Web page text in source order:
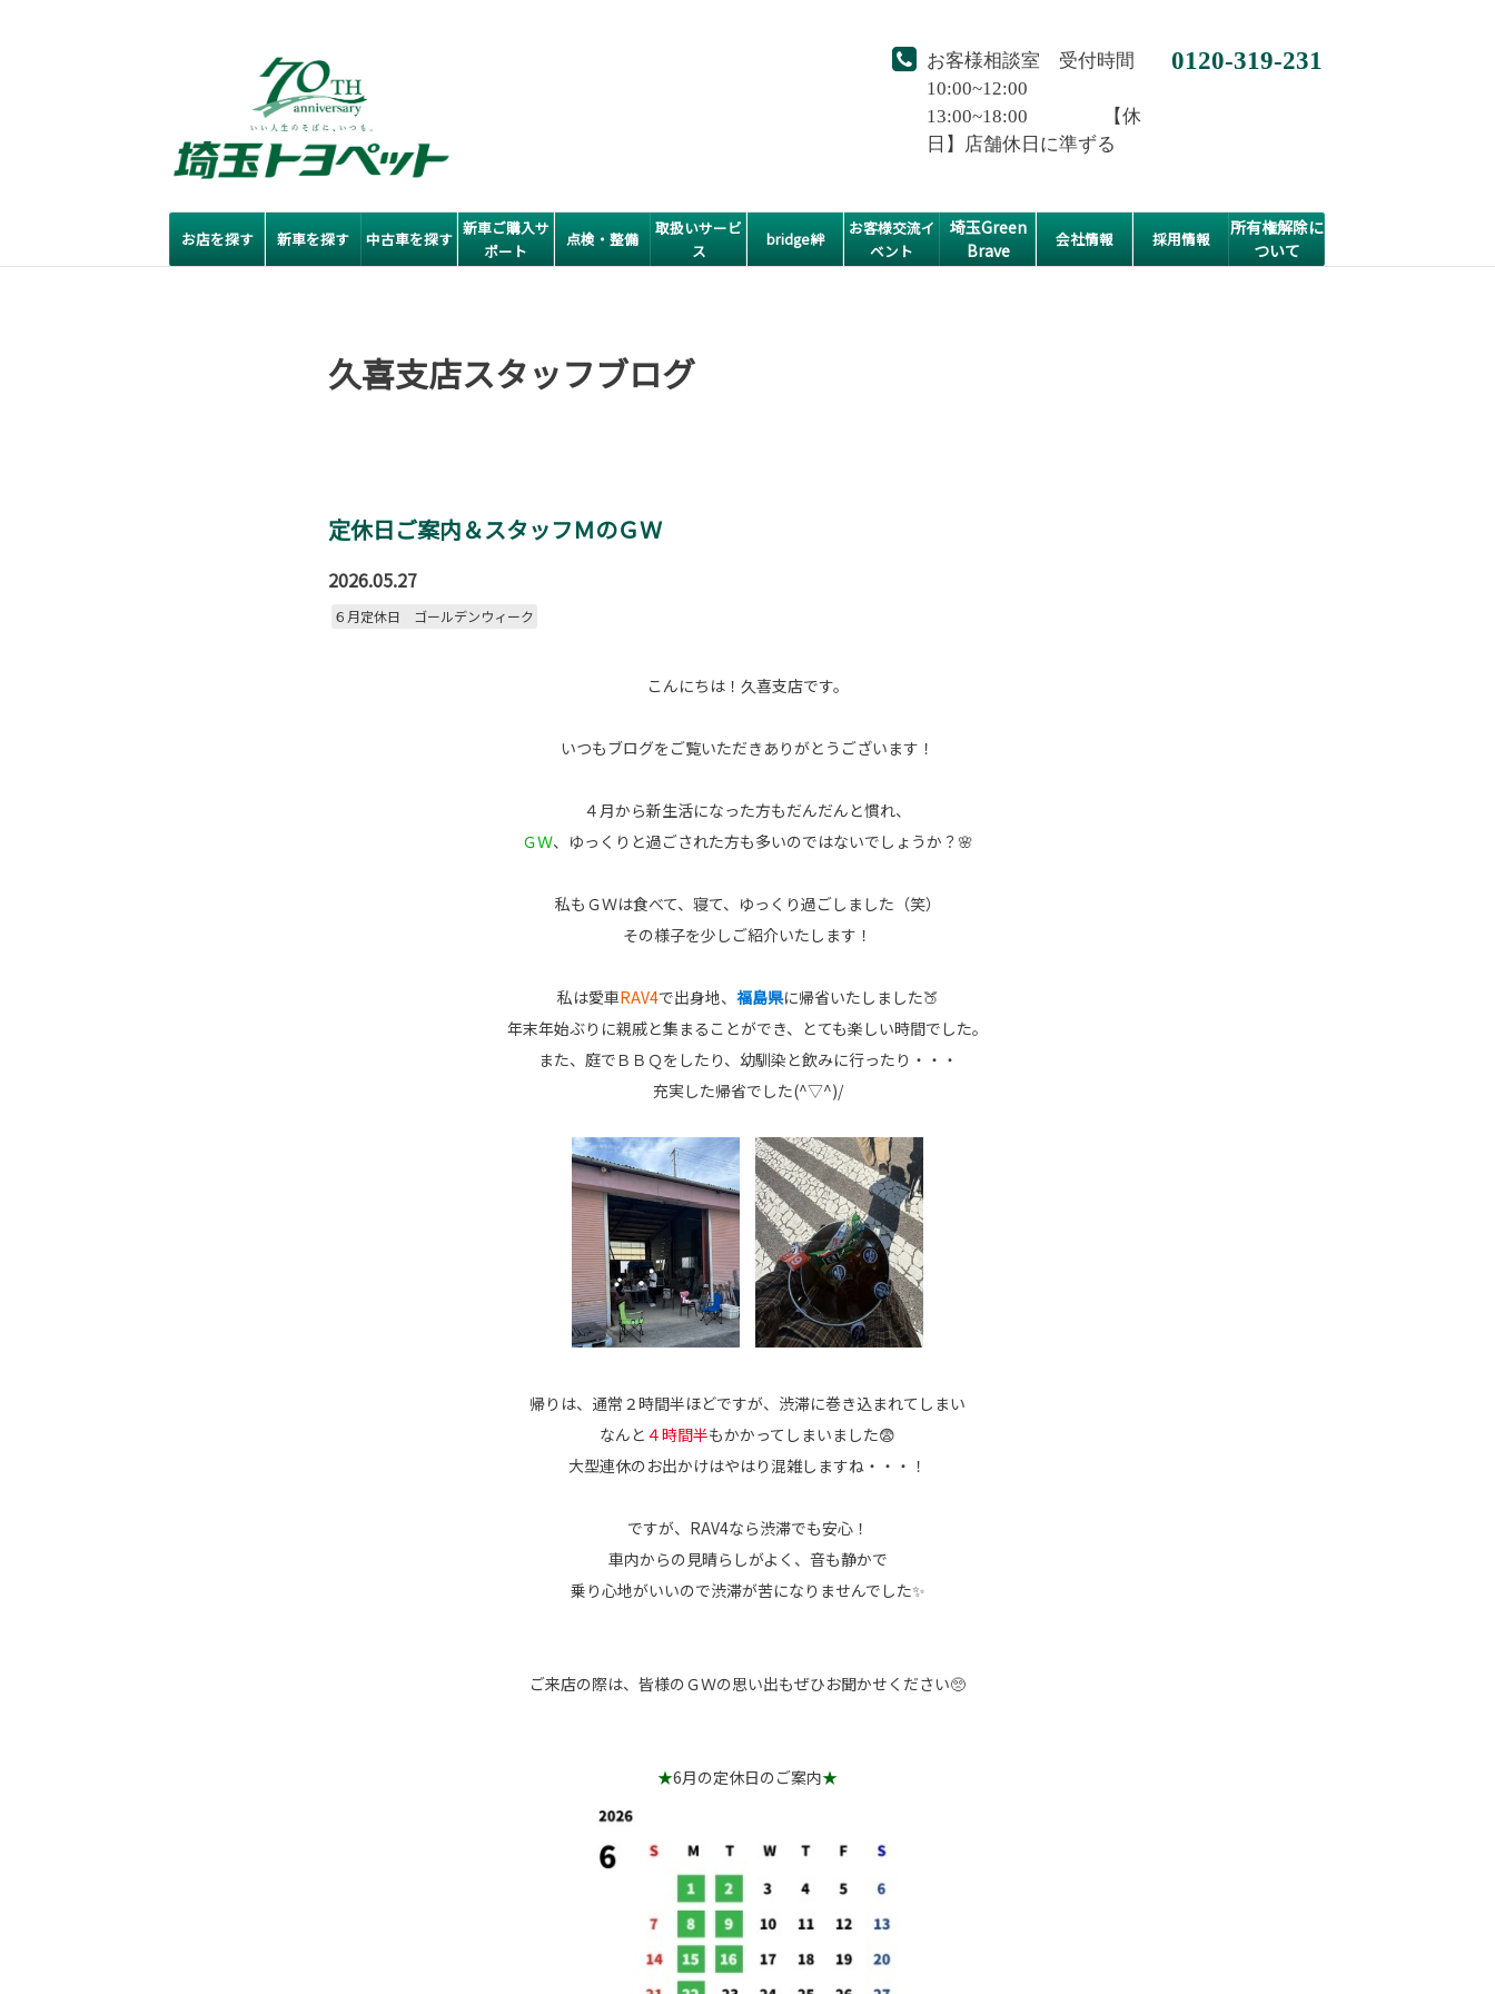
お客様相談室 受付時間
10:00~12:00
13:00~18:00 【休
日】店舗休日に準ずる
0120-319-231
お店を探す 新車を探す 中古車を探す
新車ご購入サ
ポート
点検・整備
取扱いサービ
ス
bridge絆
お客様交流イ
ベント
埼玉Green
Brave
会社情報 採用情報
所有権解除に
ついて
久喜支店スタッフブログ
定休日ご案内＆スタッフＭのＧＷ
2026.05.27
６月定休日 ゴールデンウィーク
こんにちは！久喜支店です。
いつもブログをご覧いただきありがとうございます！
４月から新生活になった方もだんだんと慣れ、
ＧＷ、ゆっくりと過ごされた方も多いのではないでしょうか？🌸
私もＧＷは食べて、寝て、ゆっくり過ごしました（笑）
その様子を少しご紹介いたします！
私は愛車RAV4で出身地、 福島県に帰省いたしました🍑
年末年始ぶりに親戚と集まることができ、とても楽しい時間でした。
また、庭でＢＢＱをしたり、幼馴染と飲みに行ったり・・・
充実した帰省でした(^▽^)/
帰りは、通常２時間半ほどですが、渋滞に巻き込まれてしまい
なんと ４時間半もかかってしまいました😨
大型連休のお出かけはやはり混雑しますね・・・！
ですが、RAV4なら渋滞でも安心！
車内からの見晴らしがよく、音も静かで
乗り心地がいいので渋滞が苦になりませんでした✨
ご来店の際は、皆様のＧＷの思い出もぜひお聞かせください🥺
★6月の定休日のご案内★